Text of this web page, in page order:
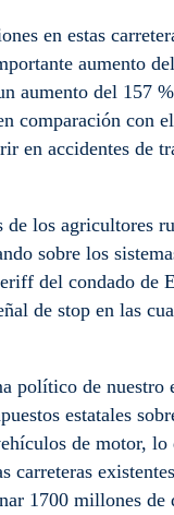
en estas
aumento del
aumento del 157
comparación con
en accidentes de
de los agricultores
sobre los
del condado de
de stop en las
político de nuestro
estatales
de motor, lo
carreteras
1700 millones de